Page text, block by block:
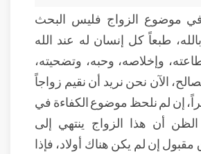
في موضوع الزواج فليس البحث
طبعاً كل إنسان له عند الله
وإخلاصه، وحبه، وتضحيته،
الآن نحن نريد أن نقيم زواجاً
إن لم نلحظ موضوع الكفاءة في
أن هذا الزواج ينتهي إلى
مقبول إن لم يكن هناك أولاد، فإذا